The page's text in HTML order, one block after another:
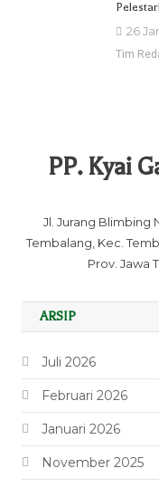
26
Tim
PP. Kyai
Jl. Jurang Blimbing
Tembalang, Kec.
Prov. Jawa
ARSIP
Juli 2026
Februari 2026
Januari 2026
November 2025